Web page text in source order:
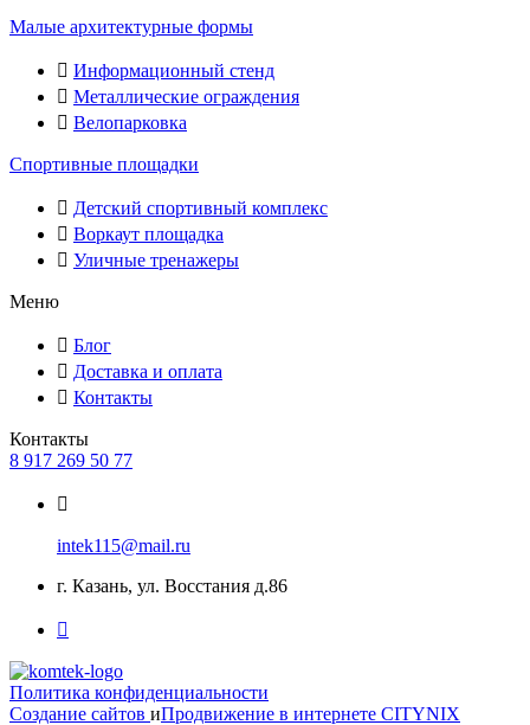
Малые архитектурные формы
Информационный стенд
Металлические ограждения
Велопарковка
Спортивные площадки
Детский спортивный комплекс
Воркаут площадка
Уличные тренажеры
Меню
Блог
Доставка и оплата
Контакты
Контакты
8 917 269 50 77
intek115@mail.ru
г. Казань, ул. Восстания д.86
Политика конфиденциальности
Создание сайтов иПродвижение в интернете CITYNIX